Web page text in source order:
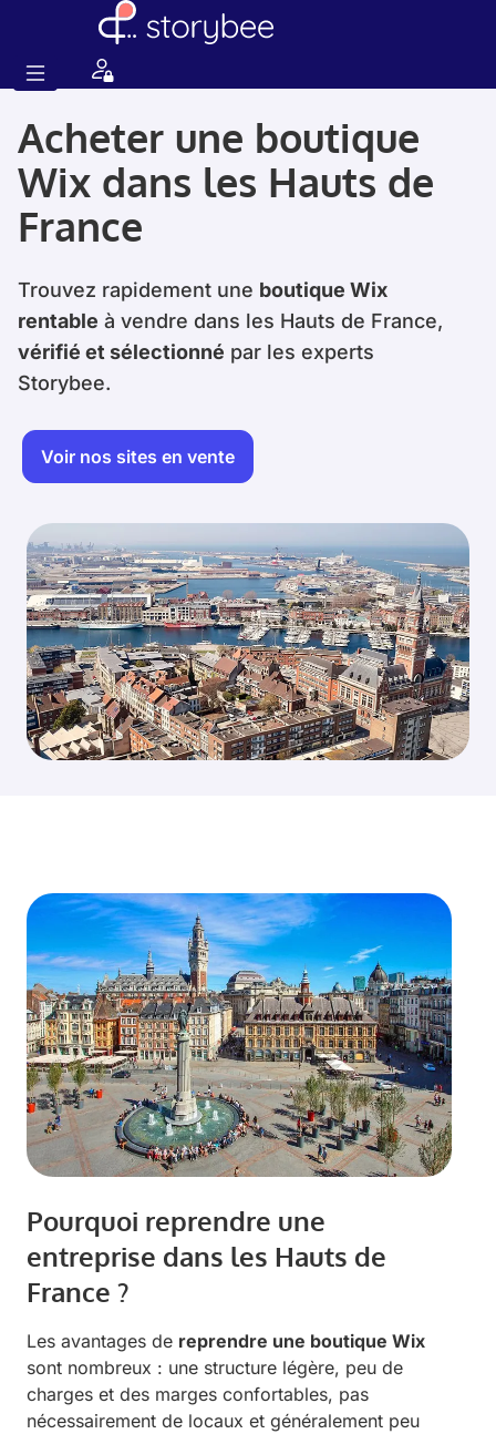
Acheter une boutique
Wix dans les Hauts de
France
Trouvez rapidement une boutique Wix
rentable à vendre dans les Hauts de France,
vérifié et sélectionné par les experts
Storybee.
Voir nos sites en vente
Pourquoi reprendre une
entreprise dans les Hauts de
France ?
Les avantages de reprendre une boutique Wix
sont nombreux : une structure légère, peu de
charges et des marges confortables, pas
nécessairement de locaux et généralement peu